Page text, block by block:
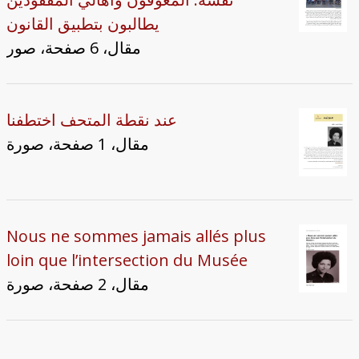
يطالبون بتطبيق القانون
مقال، 6 صفحة، صور
عند نقطة المتحف اختطفنا
مقال، 1 صفحة، صورة
Nous ne sommes jamais allés plus
loin que l’intersection du Musée
مقال، 2 صفحة، صورة